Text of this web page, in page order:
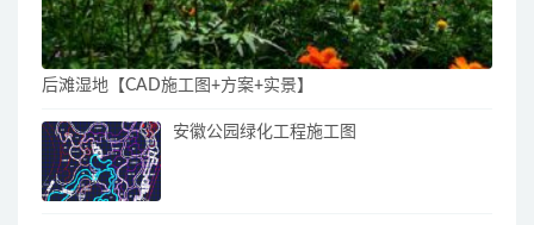
后滩湿地【CAD施工图+方案+实景】
安徽公园绿化工程施工图